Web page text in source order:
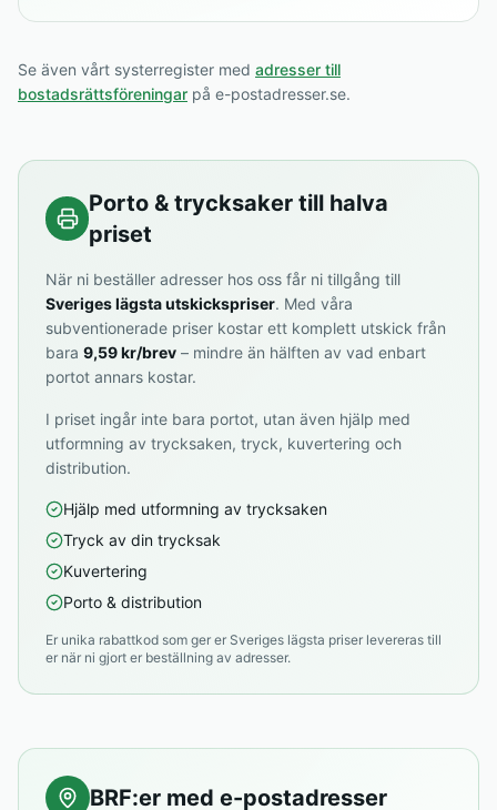
Se även vårt systerregister med adresser till
bostadsrättsföreningar på e-postadresser.se.
Porto & trycksaker till halva
priset
När ni beställer adresser hos oss får ni tillgång till
Sveriges lägsta utskickspriser. Med våra
subventionerade priser kostar ett komplett utskick från
bara 9,59 kr/brev – mindre än hälften av vad enbart
portot annars kostar.
I priset ingår inte bara portot, utan även hjälp med
utformning av trycksaken, tryck, kuvertering och
distribution.
Hjälp med utformning av trycksaken
Tryck av din trycksak
Kuvertering
Porto & distribution
Er unika rabattkod som ger er Sveriges lägsta priser levereras till
er när ni gjort er beställning av adresser.
BRF:er med e-postadresser